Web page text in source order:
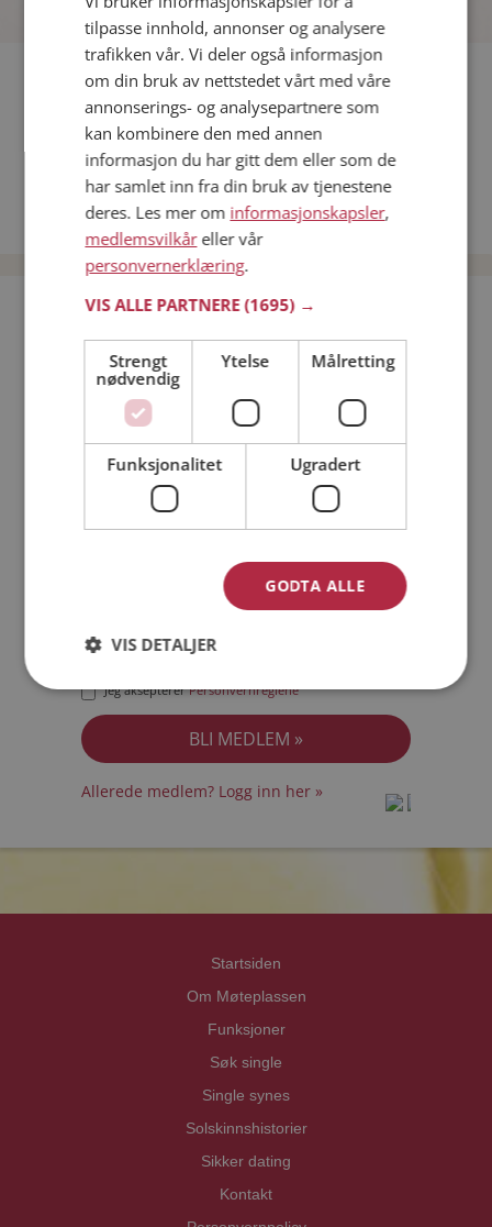
Fler single
Andre single fra Larvik
Menn fra Larvik
Date kvinner i Norge
Date menn i Norge
Bli medlem gratis!
Jeg er en:
Jeg akseptererPersonvernreglene
Allerede medlem? Logg inn her »
Startsiden
Om Møteplassen
Funksjoner
Søk single
Single synes
Solskinnshistorier
Sikker dating
Kontakt
tilpasse innhold, annonser og analysere
trafikken vår. Vi deler også informasjon
om din bruk av nettstedet vårt med våre
annonserings- og analysepartnere som
kan kombinere den med annen
informasjon du har gitt dem eller som de
har samlet inn fra din bruk av tjenestene
deres. Les mer om informasjonskapsler,
medlemsvilkåreller vår
personvernerklæring.
VIS ALLE PARTNERE(1695) →
Strengt
nødvendig
Ytelse Målretting
Funksjonalitet Ugradert
GODTA ALLE
VIS DETALJER